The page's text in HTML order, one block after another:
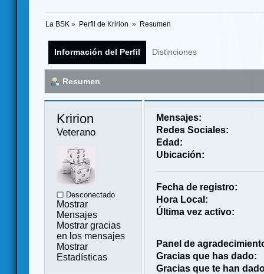
La BSK » Perfil de Kririon » Resumen
Información del Perfil Distinciones
Resumen
Kririon
Veterano
Desconectado
Mostrar
Mensajes
Mostrar gracias
en los mensajes
Mostrar
Estadísticas
Mensajes:
Redes Sociales:
Edad:
Ubicación:
Fecha de registro:
Hora Local:
Última vez activo:
Panel de
Gracias que has dado:
Gracias que te han